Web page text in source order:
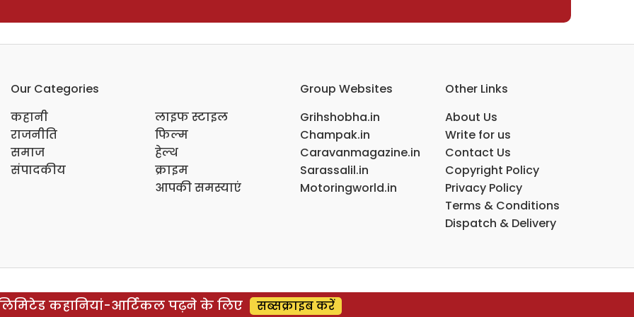
Our Categories
कहानी
राजनीति
समाज
संपादकीय
लाइफ स्टाइल
फिल्म
हेल्थ
क्राइम
आपकी समस्याएं
Group Websites
Grihshobha.in
Champak.in
Caravanmagazine.in
Sarassalil.in
Motoringworld.in
Other Links
About Us
Write for us
Contact Us
Copyright Policy
Privacy Policy
Terms & Conditions
Dispatch & Delivery
कहानियां-आर्टिकल पढ़ने के लिए सब्सक्राइब करें